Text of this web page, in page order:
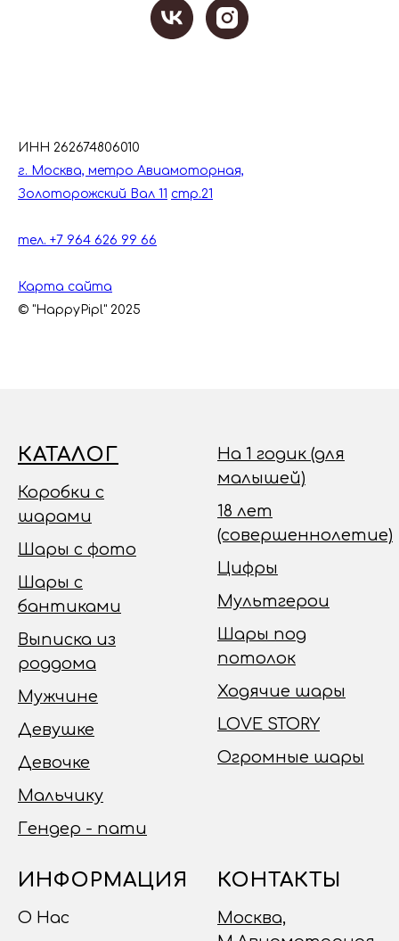
ИНН 262674806010
г. Москва, метро Авиамоторная,
Золоторожский Вал 11 стр.21
тел. +7 964 626 99 66
Карта сайта
© "HappyPipl" 2025
КАТАЛОГ
Коробки с
шарами
Шары с фото
Шары с
бантиками
Выписка из
роддома
Мужчине
Девушке
Девочке
Мальчику
Гендер - пати
На 1 годик (для
малышей)
18 лет
(совершеннолетие)
Цифры
Мультгерои
Шары под
потолок
Ходячие шары
LOVE STORY
Огромные шары
ИНФОРМАЦИЯ
О Нас
КОНТАКТЫ
Москва,